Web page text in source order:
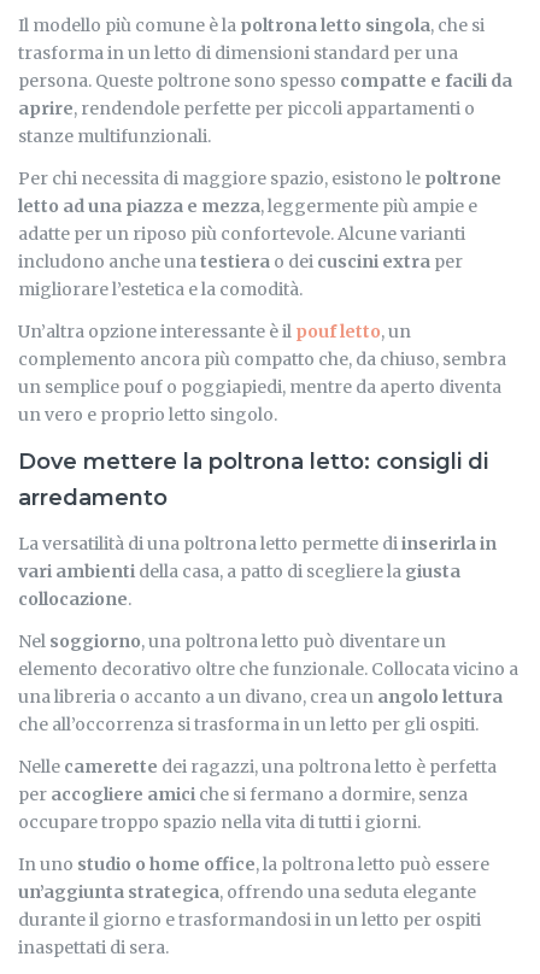
Il modello più comune è la poltrona letto singola, che si
trasforma in un letto di dimensioni standard per una
persona. Queste poltrone sono spesso compatte e facili da
aprire, rendendole perfette per piccoli appartamenti o
stanze multifunzionali.
Per chi necessita di maggiore spazio, esistono le poltrone
letto ad una piazza e mezza, leggermente più ampie e
adatte per un riposo più confortevole. Alcune varianti
includono anche unatestiera o dei cuscini extra per
migliorare l’estetica e la comodità.
Un’altra opzione interessante è il pouf letto, un
complemento ancora più compatto che, da chiuso, sembra
un semplice pouf o poggiapiedi, mentre da aperto diventa
un vero e proprio letto singolo.
Dove mettere la poltrona letto: consigli di
arredamento
La versatilità di una poltrona letto permette diinserirla in
vari ambienti della casa, a patto di scegliere la giusta
collocazione.
Nel soggiorno, una poltrona letto può diventare un
elemento decorativo oltre che funzionale. Collocata vicino a
una libreria o accanto a un divano, crea un angolo lettura
che all’occorrenza si trasforma in un letto per gli ospiti.
Nelle camerette dei ragazzi, una poltrona letto è perfetta
per accogliere amici che si fermano a dormire, senza
occupare troppo spazio nella vita di tutti i giorni.
In uno studio o home office, la poltrona letto può essere
un’aggiunta strategica, offrendo una seduta elegante
durante il giorno e trasformandosi in un letto per ospiti
inaspettati di sera.